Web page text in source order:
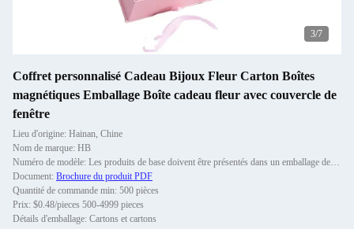
4/7
Coffret personnalisé Cadeau Bijoux Fleur Carton Boîtes
magnétiques Emballage Boîte cadeau fleur avec couvercle de
fenêtre
Lieu d'origine: Hainan, Chine
Nom de marque: HB
Numéro de modèle: Les produits de base doivent être présentés dans un emballage de qualité supérieure.
Document: Brochure du produit PDF
Quantité de commande min: 500 pièces
Prix: $0.48/pieces 500-4999 pieces
Détails d'emballage: Cartons et cartons